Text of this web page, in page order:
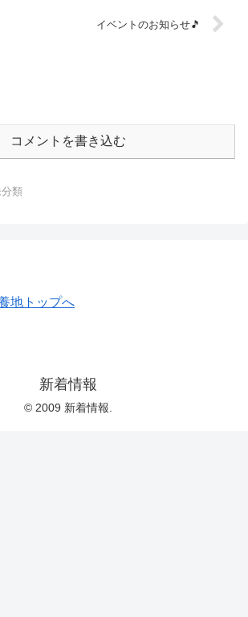
イベントのお知らせ🎵
コメントを書き込む
類
地トップへ
新着情報
© 2009 新着情報.